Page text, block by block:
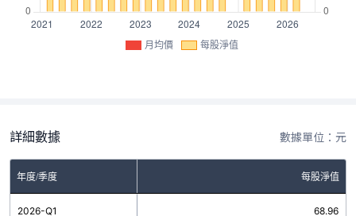
月均價 每股淨值
詳細數據 數據單位：元
年度/季度 每股淨值
2026-Q1 68.96